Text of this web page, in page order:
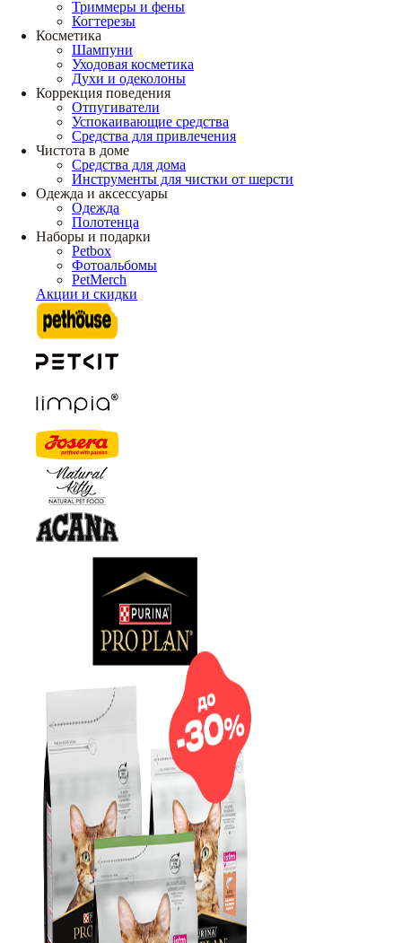
Триммеры и фены
Когтерезы
Косметика
Шампуни
Уходовая косметика
Духи и одеколоны
Коррекция поведения
Отпугиватели
Успокаивающие средства
Средства для привлечения
Чистота в доме
Средства для дома
Инструменты для чистки от шерсти
Одежда и аксессуары
Одежда
Полотенца
Наборы и подарки
Petbox
Фотоальбомы
PetMerch
Акции и скидки